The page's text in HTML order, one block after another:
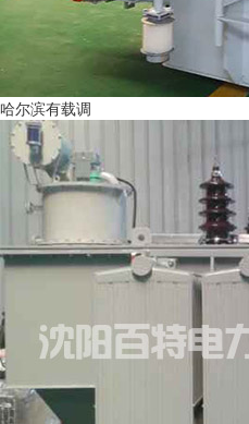
哈尔滨有载调